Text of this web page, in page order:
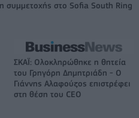
συμμετοχής στο Sofia South Ring
ΣΚΑΪ: Ολοκληρώθηκε η θητεία
του Γρηγόρη Δημητριάδη - Ο
Γιάννης Αλαφούζος επιστρέφει
στη θέση του CEO